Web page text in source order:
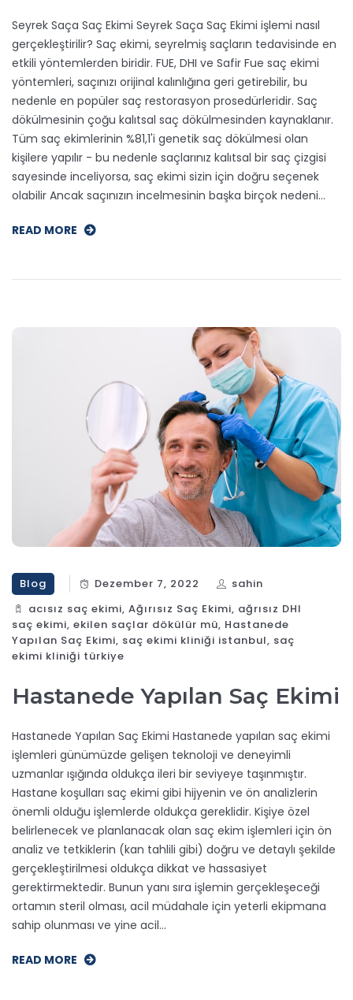
Seyrek Saça Saç Ekimi Seyrek Saça Saç Ekimi işlemi nasıl
gerçekleştirilir? Saç ekimi, seyrelmiş saçların tedavisinde en
etkili yöntemlerden biridir. FUE, DHI ve Safir Fue saç ekimi
yöntemleri, saçınızı orijinal kalınlığına geri getirebilir, bu
nedenle en popüler saç restorasyon prosedürleridir. Saç
dökülmesinin çoğu kalıtsal saç dökülmesinden kaynaklanır.
Tüm saç ekimlerinin %81,1'i genetik saç dökülmesi olan
kişilere yapılır - bu nedenle saçlarınız kalıtsal bir saç çizgisi
sayesinde inceliyorsa, saç ekimi sizin için doğru seçenek
olabilir Ancak saçınızın incelmesinin başka birçok nedeni…
READ MORE
Blog Dezember 7, 2022
sahin
acısız saç ekimi, Ağırısız Saç Ekimi, ağrısız DHI
saç ekimi, ekilen saçlar dökülür mü, Hastanede
Yapılan Saç Ekimi, saç ekimi kliniği istanbul, saç
ekimi kliniği türkiye
Hastanede Yapılan Saç Ekimi
Hastanede Yapılan Saç Ekimi Hastanede yapılan saç ekimi
işlemleri günümüzde gelişen teknoloji ve deneyimli
uzmanlar ışığında oldukça ileri bir seviyeye taşınmıştır.
Hastane koşulları saç ekimi gibi hijyenin ve ön analizlerin
önemli olduğu işlemlerde oldukça gereklidir. Kişiye özel
belirlenecek ve planlanacak olan saç ekim işlemleri için ön
analiz ve tetkiklerin (kan tahlili gibi) doğru ve detaylı şekilde
gerçekleştirilmesi oldukça dikkat ve hassasiyet
gerektirmektedir. Bunun yanı sıra işlemin gerçekleşeceği
ortamın steril olması, acil müdahale için yeterli ekipmana
sahip olunması ve yine acil…
READ MORE